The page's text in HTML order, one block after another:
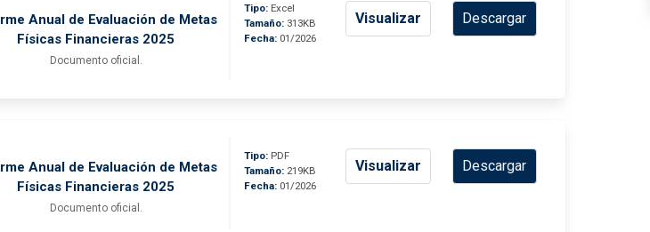
Anual de Evaluación de Metas
Físicas Financieras 2025
Documento oficial.
Tipo: Excel
Tamaño: 313KB
Fecha: 01/2026
Visualizar Descargar
Anual de Evaluación de Metas
Físicas Financieras 2025
Documento oficial.
Tipo: PDF
Tamaño: 219KB
Fecha: 01/2026
Visualizar Descargar